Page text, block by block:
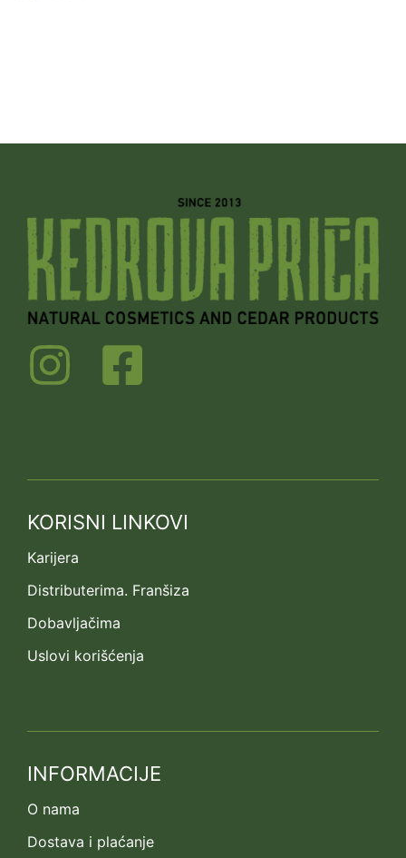
KORISNI LINKOVI
Karijera
Distributerima. Franšiza
Dobavljačima
Uslovi korišćenja
INFORMACIJE
O nama
Dostava i plaćanje